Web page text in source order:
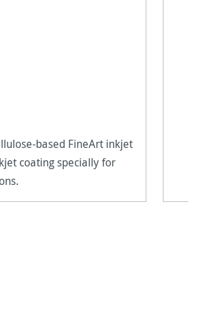
based FineArt inkjet
coating specially for